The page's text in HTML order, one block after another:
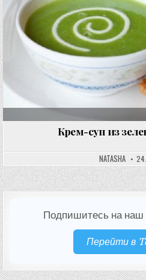
Крем-суп из
NATASHA
Подпишитесь на
Перейти в